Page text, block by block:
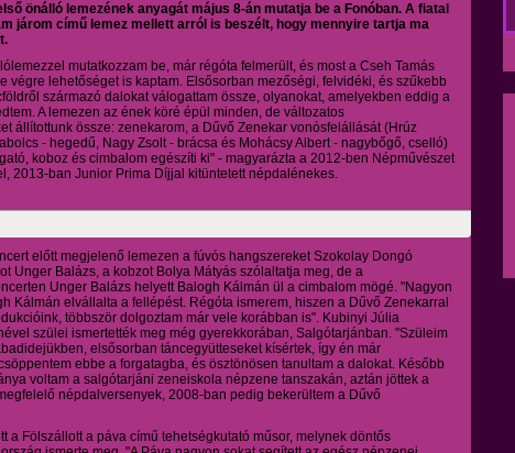
önálló lemezének anyagát május 8-án mutatja be a Fonóban. A fiatal
járom című lemez mellett arról is beszélt, hogy mennyire tartja ma
mutatkozzam be, már régóta felmerült, és most a Cseh Tamás
végre lehetőséget is kaptam. Elsősorban mezőségi, felvidéki, és szűkebb
származó dalokat válogattam össze, olyanokat, amelyekben eddig a
A lemezen az ének köré épül minden, de változatos
állítottunk össze: zenekarom, a Dűvő Zenekar vonósfelállását (Hrúz
- hegedű, Nagy Zsolt - brácsa és Mohácsy Albert - nagybőgő, cselló)
koboz és cimbalom egészíti ki" - magyarázta a 2012-ben Népművészet
2013-ban Junior Prima Díjjal kitüntetett népdalénekes.
előtt megjelenő lemezen a fúvós hangszereket Szokolay Dongó
Unger Balázs, a kobzot Bolya Mátyás szólaltatja meg, de a
Unger Balázs helyett Balogh Kálmán ül a cimbalom mögé. "Nagyon
Kálmán elvállalta a fellépést. Régóta ismerem, hiszen a Dűvő Zenekarral
többször dolgoztam már vele korábban is". Kubinyi Júlia
szülei ismertették meg még gyerekkorában, Salgótarjánban. "Szüleim
elsősorban táncegyütteseket kísértek, így én már
ebbe a forgatagba, és ösztönösen tanultam a dalokat. Később
voltam a salgótarjáni zeneiskola népzene tanszakán, aztán jöttek a
népdalversenyek, 2008-ban pedig bekerültem a Dűvő
a Fölszállott a páva című tehetségkutató műsor, melynek döntős